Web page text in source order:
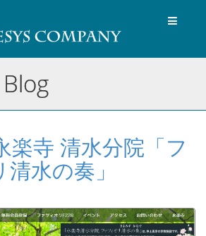
Toggle
Blog
楽寺 清水分院「フ
水の奏」